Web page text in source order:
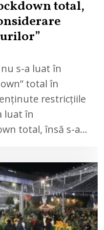
total,
s-a luat în
total în
restricțiile
luat în
total, însă s-a…